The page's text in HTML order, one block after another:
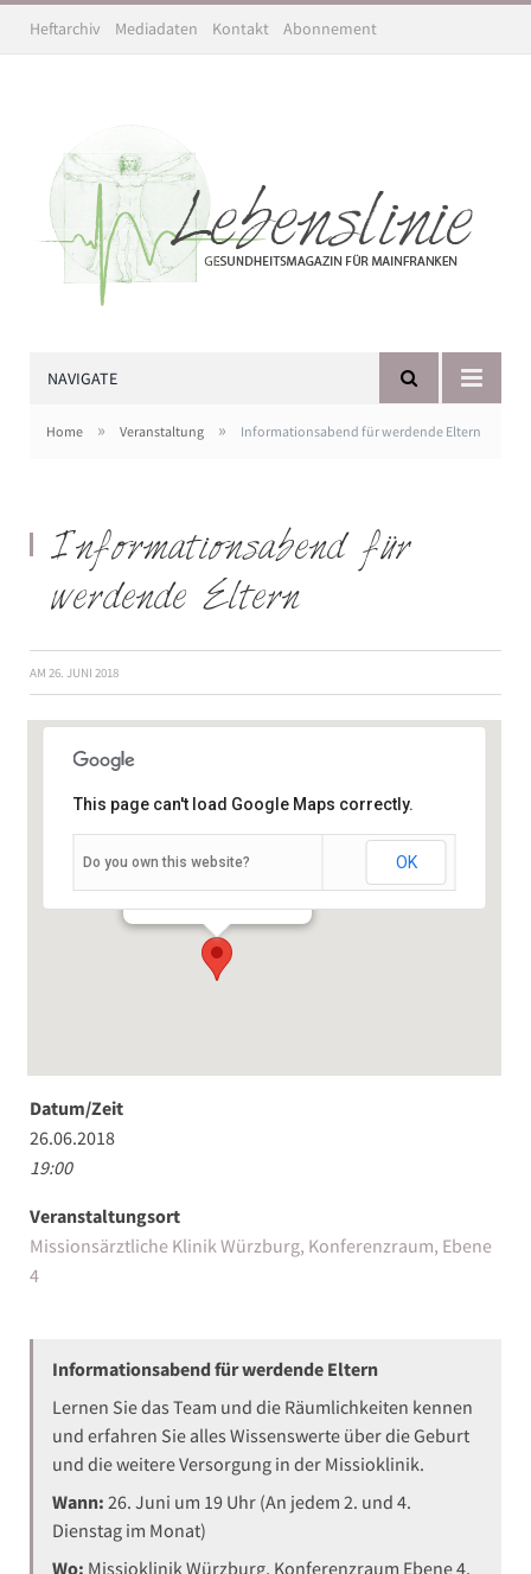
Heftarchiv Mediadaten Kontakt Abonnement
NAVIGATE
Home » Veranstaltung » Informationsabend für werdende Eltern
Informationsabend für
werdende Eltern
AM 26. JUNI 2018
Veranstaltungen
This page can't load Google Maps correctly.
Do you own this website? OK
Datum/Zeit
26.06.2018
19:00
Veranstaltungsort
Missionsärztliche Klinik Würzburg, Konferenzraum, Ebene
4
Informationsabend für werdende Eltern
Lernen Sie das Team und die Räumlichkeiten kennen
und erfahren Sie alles Wissenswerte über die Geburt
und die weitere Versorgung in der Missioklinik.
Wann: 26. Juni um 19 Uhr (An jedem 2. und 4.
Dienstag im Monat)
Wo: Missioklinik Würzburg, Konferenzraum Ebene 4,